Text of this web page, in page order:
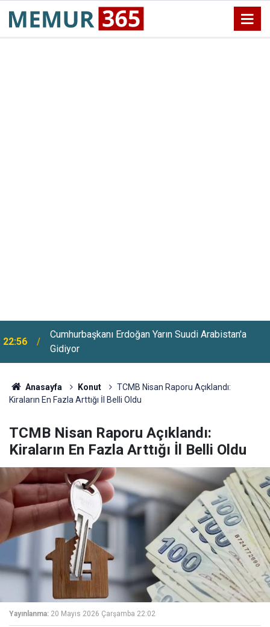
22:28
Huzurevlerine Sınavsız Personel Ve İşçi Alımı
Başladı
Anasayfa Konut
TCMB Nisan Raporu Açıklandı:
Kiraların En Fazla Arttığı İl Belli Oldu
TCMB Nisan Raporu Açıklandı:
Kiraların En Fazla Arttığı İl Belli Oldu
Yayınlanma: 20 Mayıs 2026 Çarşamba 22:02